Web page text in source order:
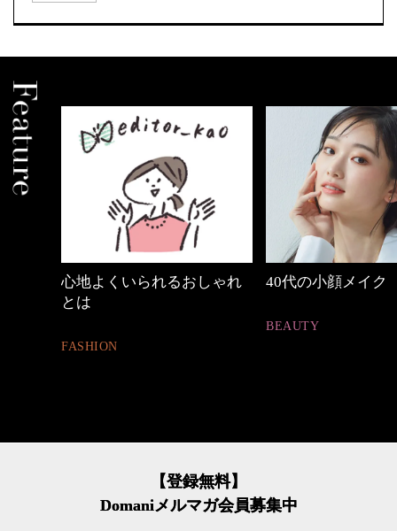
心地よくいられるおしゃれ
とは
FASHION
40代の小顔メイク
BEAUTY
【登録無料】
Domaniメルマガ会員募集中